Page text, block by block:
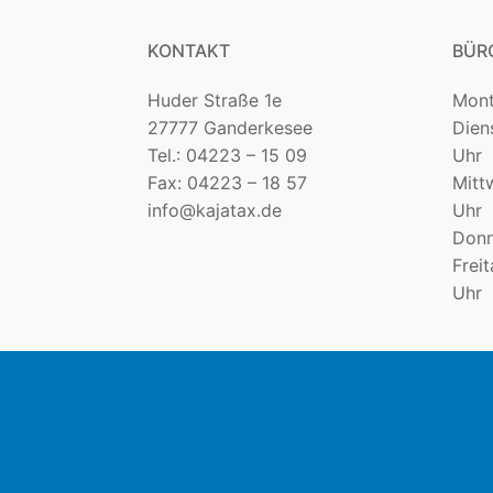
KONTAKT
Huder Straße 1e
27777 Ganderkesee
Tel.: 04223 – 15 09
Fax: 04223 – 18 57
info@kajatax.de
Uhr
Uhr
Uhr